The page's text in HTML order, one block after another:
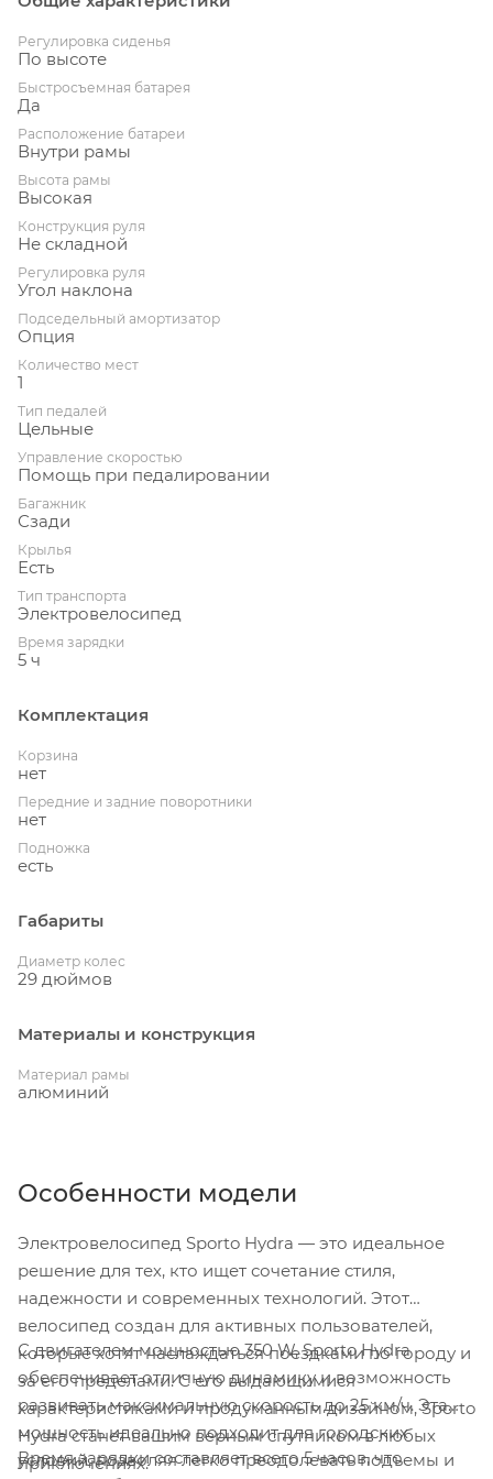
Регулировка сиденья
По высоте
Быстросъемная батарея
Да
Расположение батареи
Внутри рамы
Высота рамы
Высокая
Конструкция руля
Не складной
Регулировка руля
Угол наклона
Подседельный амортизатор
Опция
Количество мест
1
Тип педалей
Цельные
Управление скоростью
Помощь при педалировании
Багажник
Сзади
Крылья
Есть
Тип транспорта
Электровелосипед
Время зарядки
5 ч
Комплектация
Корзина
нет
Передние и задние поворотники
нет
Подножка
есть
Габариты
Диаметр колес
29 дюймов
Материалы и конструкция
Материал рамы
алюминий
Особенности модели
Электровелосипед Sporto Hydra — это идеальное
решение для тех, кто ищет сочетание стиля,
надежности и современных технологий. Этот
велосипед создан для активных пользователей,
которые хотят наслаждаться поездками по городу и
за его пределами. С его выдающимися
характеристиками и продуманным дизайном, Sporto
Hydra станет вашим верным спутником в любых
приключениях.
С двигателем мощностью 350 W, Sporto Hydra
обеспечивает отличную динамику и возможность
развивать максимальную скорость до 25 км/ч. Эта
мощность идеально подходит для городских
условий, позволяя легко преодолевать подъемы и
Время зарядки составляет всего 5 часов, что